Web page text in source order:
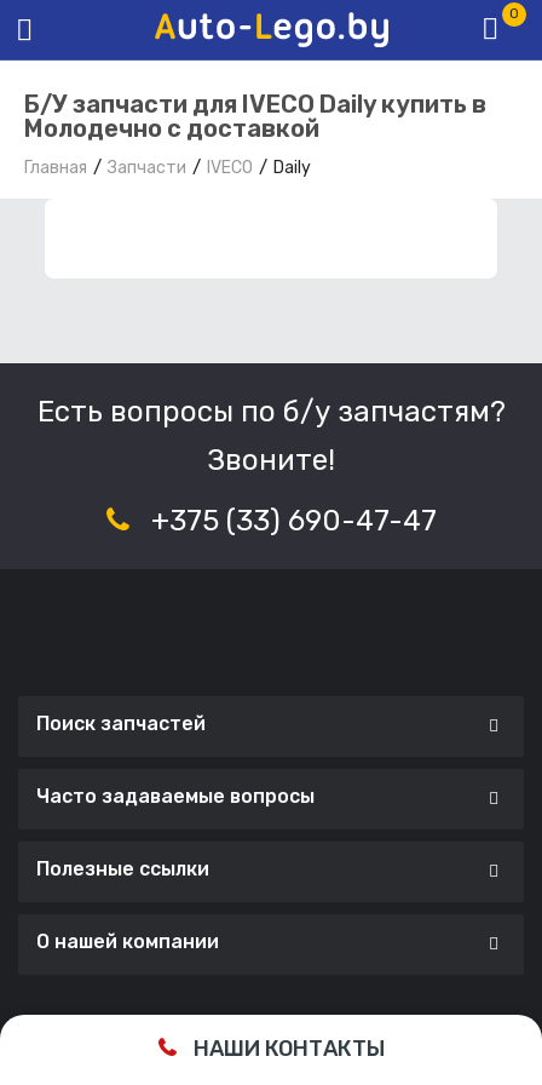
0
Б/У запчасти для IVECO Daily купить в
Молодечно с доставкой
Главная Запчасти IVECO Daily
Есть вопросы по б/у запчастям?
Звоните!
+375 (33) 690-47-47
Поиск запчастей
Часто задаваемые вопросы
Полезные ссылки
О нашей компании
Сделано с ❤️ вCherry Lab Agency
НАШИ КОНТАКТЫ